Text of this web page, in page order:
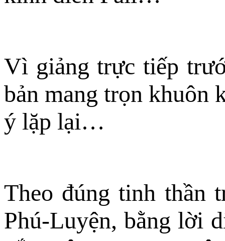
Vì giảng trực tiếp
bản mang trọn khuôn
ý lặp lại…
Theo đúng tinh thần
Phú-Luyện, bằng lời